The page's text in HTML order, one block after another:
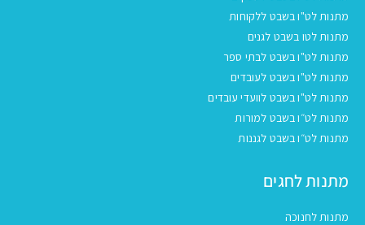
מתנות לט"ו בשבט ללקוחות
מתנות לטו בשבט לגנים
מתנות לט"ו בשבט לבתי ספר
מתנות לט"ו בשבט לעובדים
מתנות לט"ו בשבט לוועדי עובדים
מתנות לט״ו בשבט למורות
מתנות לט״ו בשבט לגננות
מתנות לחגים
מתנות לחנוכה